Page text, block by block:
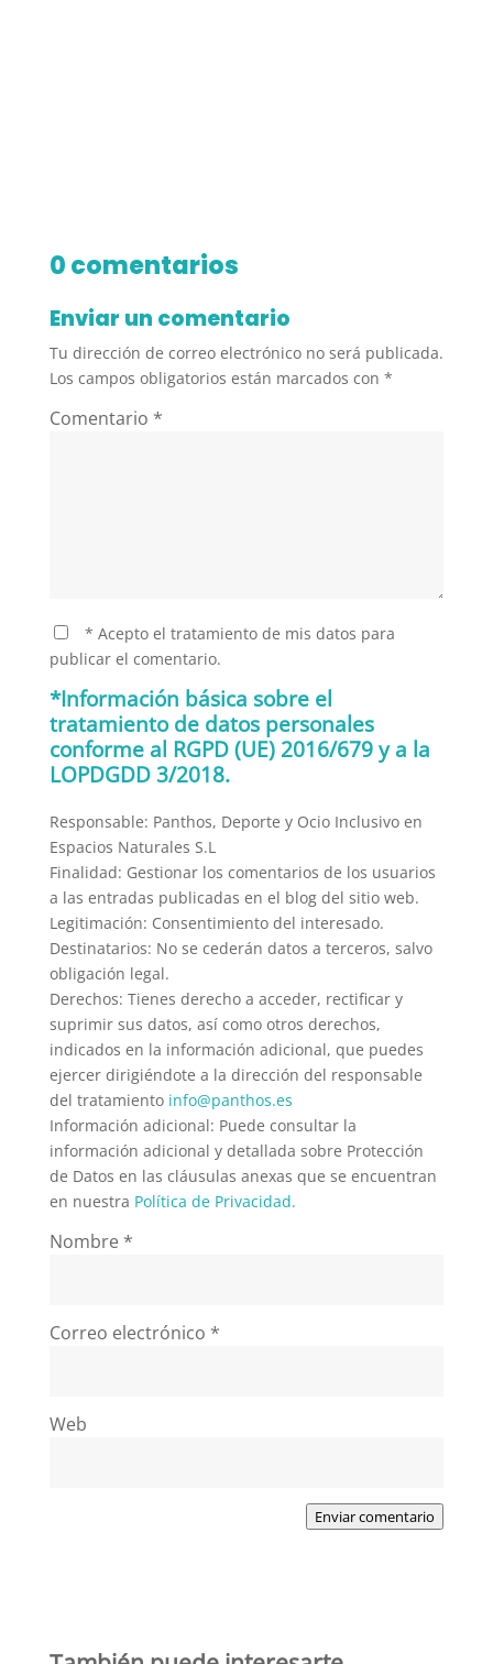
0 comentarios
Enviar un comentario
Tu dirección de correo electrónico no será publicada.
Los campos obligatorios están marcados con *
Comentario *
* Acepto el tratamiento de mis datos para
publicar el comentario.
*Información básica sobre el
tratamiento de datos personales
conforme al RGPD (UE) 2016/679 y a la
LOPDGDD 3/2018.
Responsable: Panthos, Deporte y Ocio Inclusivo en
Espacios Naturales S.L
Finalidad: Gestionar los comentarios de los usuarios
a las entradas publicadas en el blog del sitio web.
Legitimación: Consentimiento del interesado.
Destinatarios: No se cederán datos a terceros, salvo
obligación legal.
Derechos: Tienes derecho a acceder, rectificar y
suprimir sus datos, así como otros derechos,
indicados en la información adicional, que puedes
ejercer dirigiéndote a la dirección del responsable
del tratamiento info@panthos.es
Información adicional: Puede consultar la
información adicional y detallada sobre Protección
de Datos en las cláusulas anexas que se encuentran
en nuestra Política de Privacidad.
Nombre *
Correo electrónico *
Web
Enviar comentario